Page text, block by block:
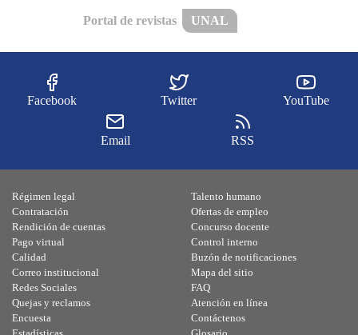
Portal de revistas UNAL
Facebook Twitter YouTube
Email RSS
Régimen legal
Contratación
Rendición de cuentas
Pago virtual
Calidad
Talento humano
Ofertas de empleo
Concurso docente
Control interno
Buzón de notificaciones
Correo institucional
Redes Sociales
Quejas y reclamos
Encuesta
Mapa del sitio
FAQ
Atención en línea
Contáctenos